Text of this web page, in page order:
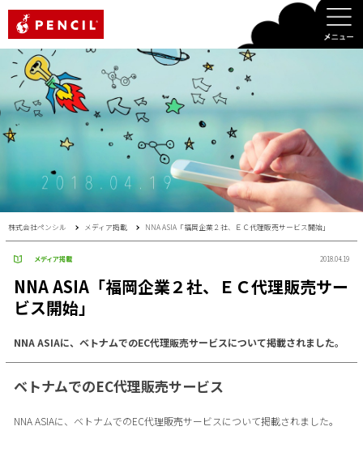
株式会社ペンシル メディア掲載 NNA ASIA「福岡企業２社、ＥＣ代理販売サービス開始」
メディア掲載 2018.04.19
NNA ASIA「福岡企業２社、ＥＣ代理販売サー
ビス開始」
NNA ASIAに、ベトナムでのEC代理販売サービスについて掲載されました。
ベトナムでのEC代理販売サービス
NNA ASIAに、ベトナムでのEC代理販売サービスについて掲載されました。